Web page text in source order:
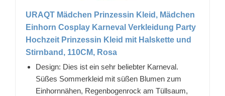
URAQT Mädchen Prinzessin Kleid, Mädchen
Einhorn Cosplay Karneval Verkleidung Party
Hochzeit Prinzessin Kleid mit Halskette und
Stirnband, 110CM, Rosa
Design: Dies ist ein sehr beliebter Karneval.
Süßes Sommerkleid mit süßen Blumen zum
Einhornnähen, Regenbogenrock am Tüllsaum,